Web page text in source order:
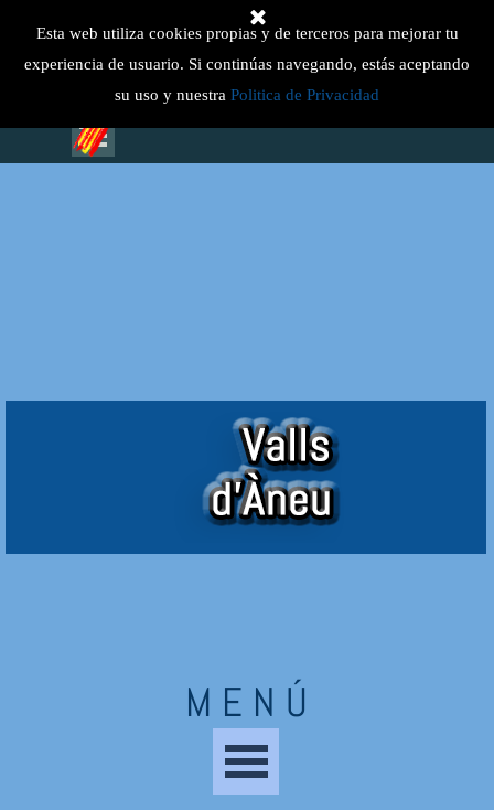
Esta web utiliza cookies propias y de terceros para mejorar tu
experiencia de usuario. Si continúas navegando, estás aceptando
su uso y nuestra Politica de Privacidad
Saltar menú
Select Language
M E N Ú